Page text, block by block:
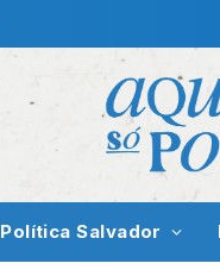
Política Salvador